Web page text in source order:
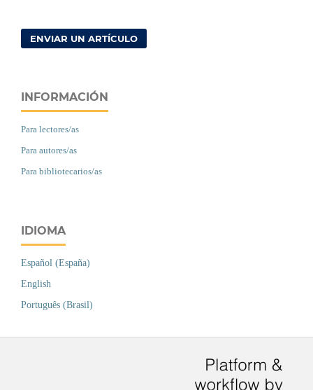
ENVIAR UN ARTÍCULO
INFORMACIÓN
Para lectores/as
Para autores/as
Para bibliotecarios/as
IDIOMA
Español (España)
English
Português (Brasil)